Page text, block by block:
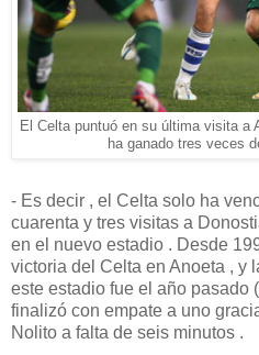
El Celta puntuó en su última visita a
ha ganado tres veces
- Es decir , el Celta solo ha
cuarenta y tres visitas a
en el nuevo estadio . Desde
victoria del Celta en Anoeta , y
este estadio fue el año pasado
finalizó con empate a uno
Nolito a falta de seis minutos .